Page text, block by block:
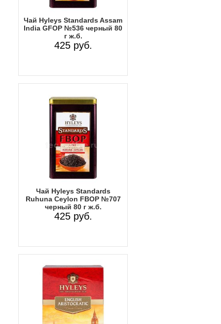
Чай Hyleys Standards Assam
India GFOP №536 черный 80
г ж.б.
425 руб.
Чай Hyleys Standards
Ruhuna Ceylon FBOP №707
черный 80 г ж.б.
425 руб.